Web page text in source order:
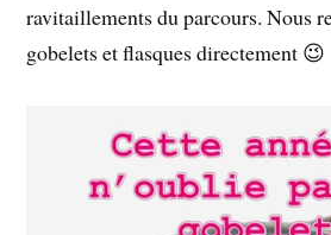
ravitaillements du parcours. Nous
gobelets et flasques directement 😉